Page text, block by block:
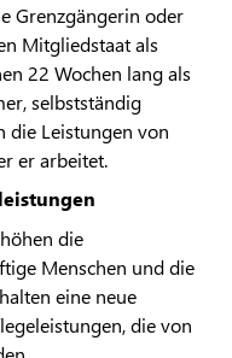
Grenzgängerin oder
Mitgliedstaat als
22 Wochen lang als
selbstständig
die Leistungen von
er arbeitet.
die
Menschen und die
eine neue
die von